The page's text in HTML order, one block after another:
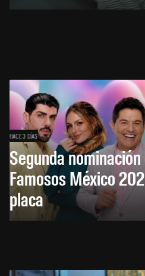
HACE 3 DÍAS
Segunda
Famosos México
placa